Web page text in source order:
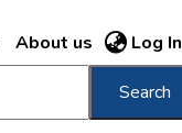
About us Log In
Search